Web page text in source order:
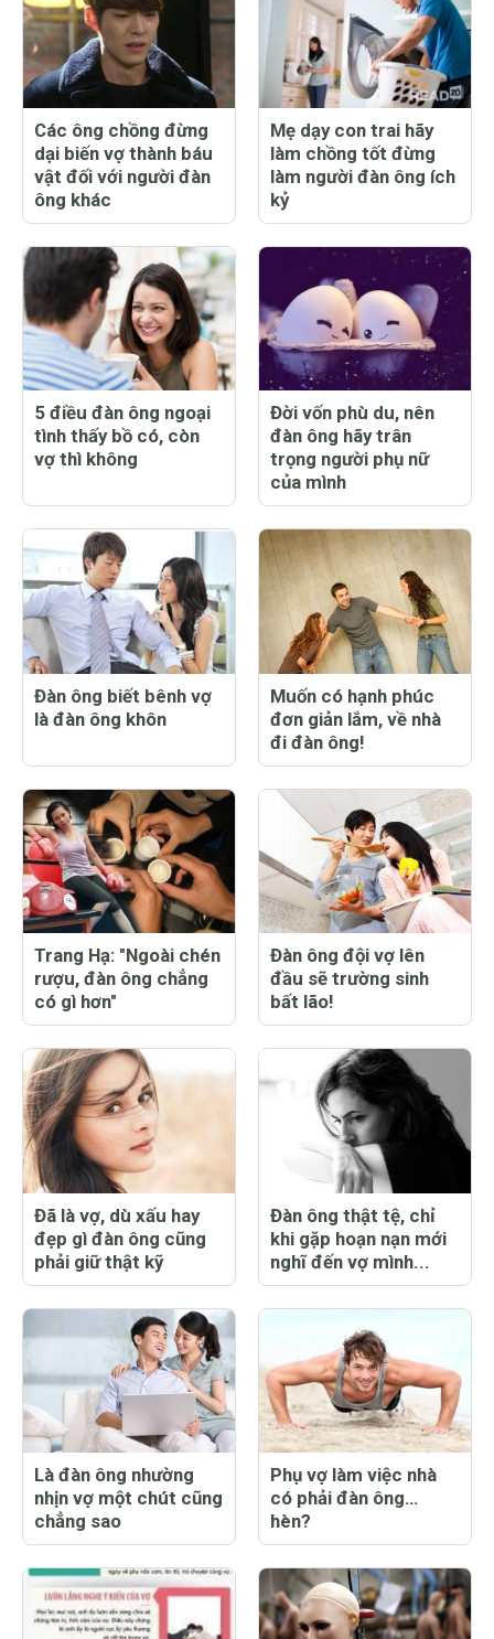
Các ông chồng đừng
dại biến vợ thành báu
vật đối với người đàn
ông khác
Mẹ dạy con trai hãy
làm chồng tốt đừng
làm người đàn ông ích
kỷ
5 điều đàn ông ngoại
tình thấy bồ có, còn
vợ thì không
Đời vốn phù du, nên
đàn ông hãy trân
trọng người phụ nữ
của mình
Đàn ông biết bênh vợ
là đàn ông khôn
Muốn có hạnh phúc
đơn giản lắm, về nhà
đi đàn ông!
Trang Hạ: "Ngoài chén
rượu, đàn ông chẳng
có gì hơn"
Đàn ông đội vợ lên
đầu sẽ trường sinh
bất lão!
Đã là vợ, dù xấu hay
đẹp gì đàn ông cũng
phải giữ thật kỹ
Đàn ông thật tệ, chỉ
khi gặp hoạn nạn mới
nghĩ đến vợ mình...
Là đàn ông nhường
nhịn vợ một chút cũng
chẳng sao
Phụ vợ làm việc nhà
có phải đàn ông…
hèn?